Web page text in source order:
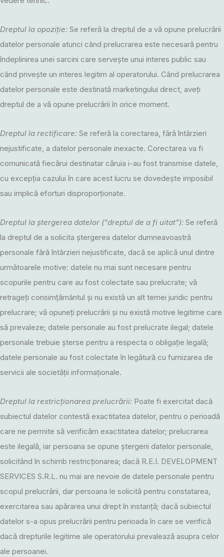
Dreptul la opoziție: Se referă la dreptul de a vă opune prelucrării
datelor personale atunci când prelucrarea este necesară pentru
îndeplinirea unei sarcini care servește unui interes public sau
când privește un interes legitim al operatorului. Când prelucrarea
datelor personale este destinată marketingului direct, aveți
dreptul de a vă opune prelucrării în orice moment.
Dreptul la rectificare: Se referă la corectarea, fără întârzieri
nejustificate, a datelor personale inexacte. Corectarea va fi
comunicată fiecărui destinatar căruia i-au fost transmise datele,
cu excepția cazului în care acest lucru se dovedește imposibil
sau implică eforturi disproporționate.
Dreptul la ștergerea datelor ("dreptul de a fi uitat"): Se referă
la dreptul de a solicita ștergerea datelor dumneavoastră
personale fără întârzieri nejustificate, dacă se aplică unul dintre
următoarele motive: datele nu mai sunt necesare pentru
scopurile pentru care au fost colectate sau prelucrate; vă
retrageți consimțământul și nu există un alt temei juridic pentru
prelucrare; vă opuneți prelucrării și nu există motive legitime care
să prevaleze; datele personale au fost prelucrate ilegal; datele
personale trebuie șterse pentru a respecta o obligație legală;
datele personale au fost colectate în legătură cu furnizarea de
servicii ale societății informaționale.
Dreptul la restricționarea prelucrării: Poate fi exercitat dacă
subiectul datelor contestă exactitatea datelor, pentru o perioadă
care ne permite să verificăm exactitatea datelor; prelucrarea
este ilegală, iar persoana se opune ștergerii datelor personale,
solicitând în schimb restricționarea; dacă R.E.I. DEVELOPMENT
SERVICES S.R.L. nu mai are nevoie de datele personale pentru
scopul prelucrării, dar persoana le solicită pentru constatarea,
exercitarea sau apărarea unui drept în instanță; dacă subiectul
datelor s-a opus prelucrării pentru perioada în care se verifică
dacă drepturile legitime ale operatorului prevalează asupra celor
ale persoanei.